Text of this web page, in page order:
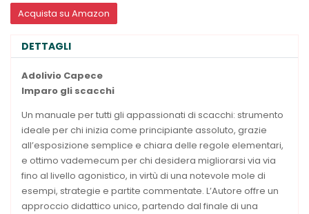
Acquista su Amazon
DETTAGLI
Adolivio Capece
Imparo gli scacchi
Un manuale per tutti gli appassionati di scacchi: strumento
ideale per chi inizia come principiante assoluto, grazie
all’esposizione semplice e chiara delle regole elementari,
e ottimo vademecum per chi desidera migliorarsi via via
fino al livello agonistico, in virtù di una notevole mole di
esempi, strategie e partite commentate. L’Autore offre un
approccio didattico unico, partendo dal finale di una